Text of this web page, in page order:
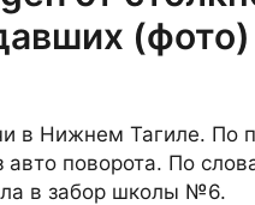
(фото)
в Нижнем Тагиле. По
поворота. По
в забор школы №6.